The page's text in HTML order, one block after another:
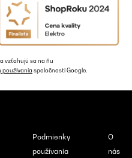
vzťahujú sa na ňu
používania spoločnosti Google.
Podmienky
používania
O
nás